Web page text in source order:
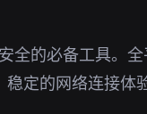
全的必备工具。
定的网络连接体验